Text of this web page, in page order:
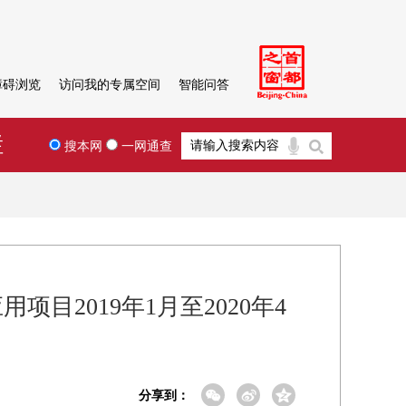
碍浏览 访问我的专属空间 智能问答
搜本网 一网通查
项目2019年1月至2020年4
分享到：